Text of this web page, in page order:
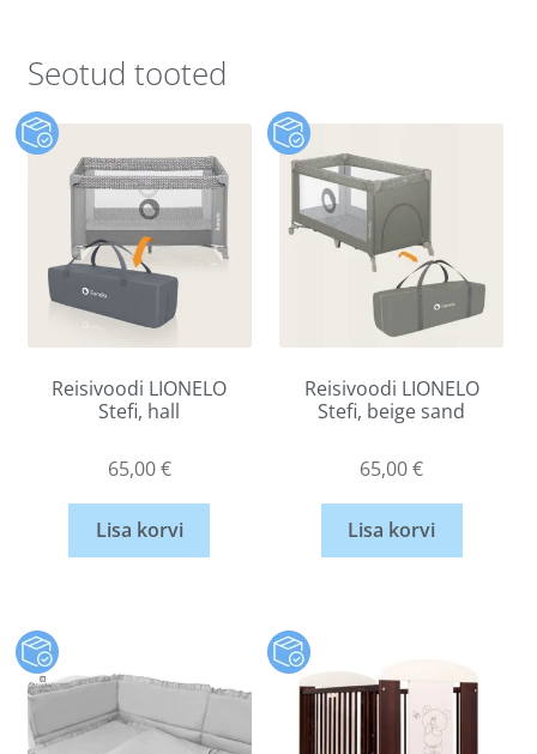
Seotud tooted
Reisivoodi LIONELO
Stefi, hall
65,00€
Lisa korvi
Reisivoodi LIONELO
Stefi, beige sand
65,00€
Lisa korvi